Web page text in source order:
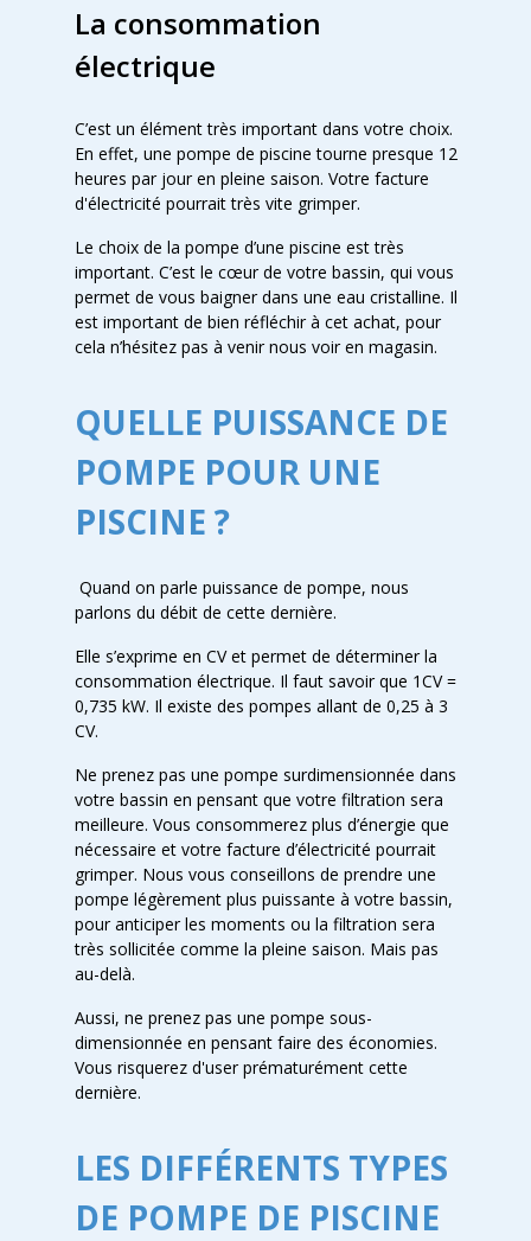
La consommation
électrique
C’est un élément très important dans votre choix.
En effet, une pompe de piscine tourne presque 12
heures par jour en pleine saison. Votre facture
d'électricité pourrait très vite grimper.
Le choix de la pompe d’une piscine est très
important. C’est le cœur de votre bassin, qui vous
permet de vous baigner dans une eau cristalline. Il
est important de bien réfléchir à cet achat, pour
cela n’hésitez pas à venir nous voir en magasin.
QUELLE PUISSANCE DE
POMPE POUR UNE
PISCINE ?
Quand on parle puissance de pompe, nous
parlons du débit de cette dernière.
Elle s’exprime en CV et permet de déterminer la
consommation électrique. Il faut savoir que 1CV =
0,735 kW. Il existe des pompes allant de 0,25 à 3
CV.
Ne prenez pas une pompe surdimensionnée dans
votre bassin en pensant que votre filtration sera
meilleure. Vous consommerez plus d’énergie que
nécessaire et votre facture d’électricité pourrait
grimper. Nous vous conseillons de prendre une
pompe légèrement plus puissante à votre bassin,
pour anticiper les moments ou la filtration sera
très sollicitée comme la pleine saison. Mais pas
au-delà.
Aussi, ne prenez pas une pompe sous-
dimensionnée en pensant faire des économies.
Vous risquerez d'user prématurément cette
dernière.
LES DIFFÉRENTS TYPES
DE POMPE DE PISCINE